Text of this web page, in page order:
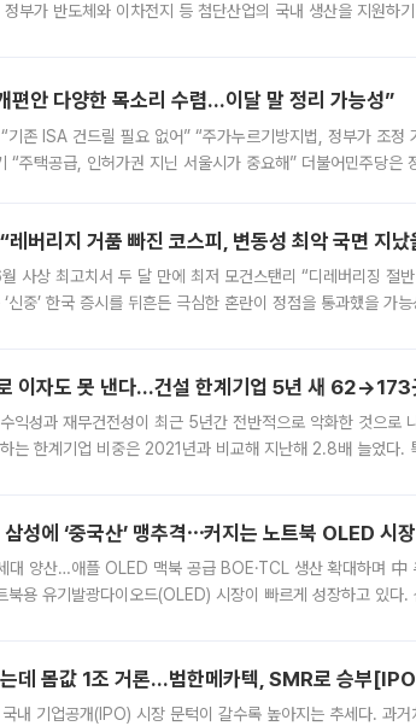
정부가 반도체와 이차전지 등 첨단산업의 국내 생산을 지원하
편안 다양한 목소리 수렴…이달 말 정리 가능성”
기존 ISA 건드릴 필요 없어” “주가누르기방지법, 정부가 조정
“주택공급, 인허가권 지닌 서울시가 중요해” 더불어민주당은
레버리지 거품 빠진 코스피, 변동성 최악 국면 지났
사상 최고치서 두 달 만에 최저 모건스탠리 “디레버리징 절
신중’ 한국 증시를 뒤흔든 극심한 혼란이 정점을 통과했을 가
이자도 못 낸다…건설 한계기업 5년 새 62→173
익성과 재무건전성이 최근 5년간 전반적으로 악화한 것으로
는 한계기업 비중은 2021년과 비교해 지난해 2.8배 늘었다.
삼성에 ‘중국산’ 맹추격⋯커지는 노트북 OLED 시장
대 양산…애플 OLED 맥북 공급 BOE·TCL 생산 확대하며 中
용 유기발광다이오드(OLED) 시장이 빠르게 성장하고 있다.
데 몸값 1조 거론…범한메카텍, SMR로 승부
내 기업공개(IPO) 시장 문턱이 갈수록 높아지는 추세다. 과거